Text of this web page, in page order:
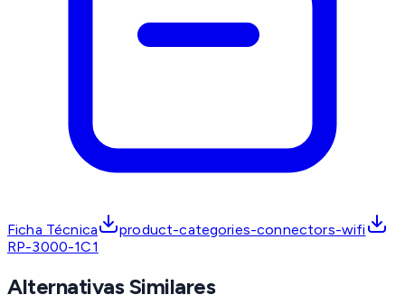
Ficha Técnica
product-categories-connectors-wifi
RP-3000-1C1
Alternativas Similares